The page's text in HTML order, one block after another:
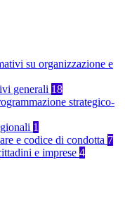
su organizzazione e
generali 18
strategico-
1
e codice di condotta 7
e imprese 4